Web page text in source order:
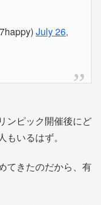
July 26,
ンピック開催後にど
いるはず。
てきたのだから、有